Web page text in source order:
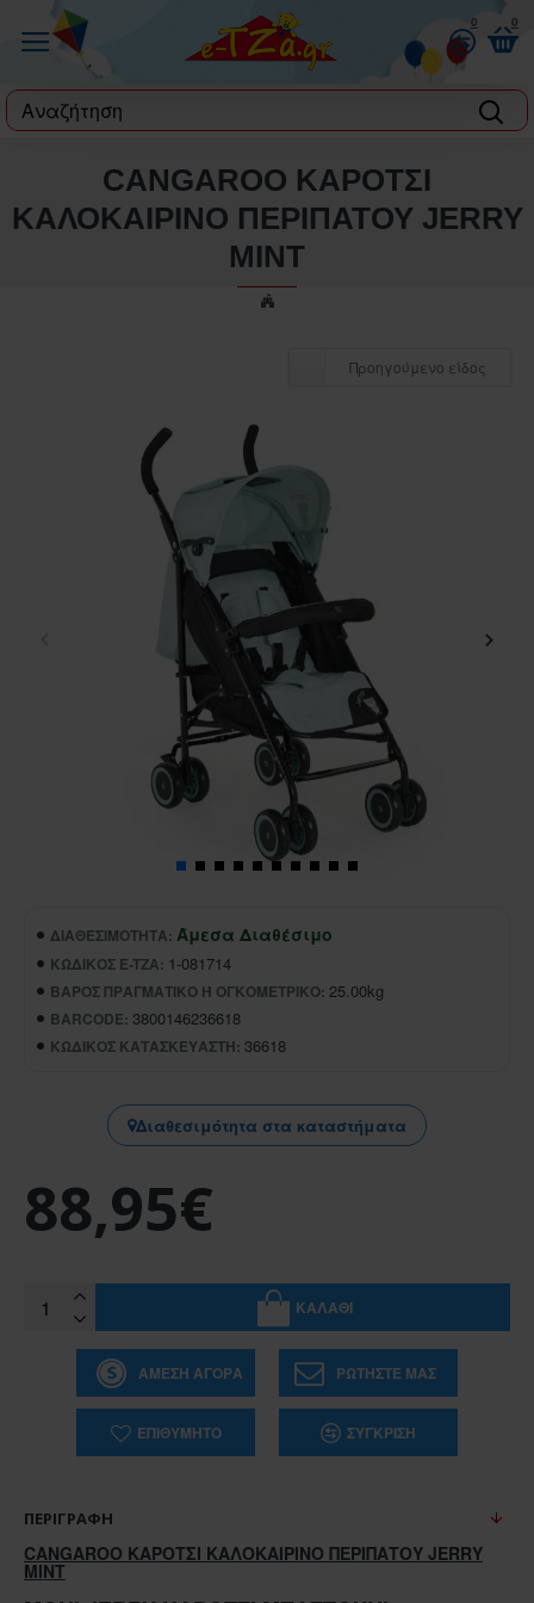
0 0
label
CANGAROO ΚΑΡΟΤΣΙ
ΚΑΛΟΚΑΙΡΙΝΟ ΠΕΡΙΠΑΤΟΥ JERRY
MINT
Προηγούμενο είδος
ΔΙΑΘΕΣΙΜΌΤΗΤΑ: Άμεσα Διαθέσιμο
ΚΩΔΙΚΌΣ E-TZA: 1-081714
ΒΆΡΟΣ ΠΡΑΓΜΑΤΙΚΌ Ή ΟΓΚΟΜΕΤΡΙΚΌ: 25.00kg
BARCODE: 3800146236618
ΚΩΔΙΚΌΣ ΚΑΤΑΣΚΕΥΑΣΤΉ: 36618
Διαθεσιμότητα στα καταστήματα
88,95€
ΚΑΛΆΘΙ
ΆΜΕΣΗ ΑΓΟΡΆ ΡΩΤΉΣΤΕ ΜΑΣ
ΕΠΙΘΥΜΗΤΌ ΣΎΓΚΡΙΣΗ
ΠΕΡΙΓΡΑΦΉ
CANGAROO ΚΑΡΟΤΣΙ ΚΑΛΟΚΑΙΡΙΝΟ ΠΕΡΙΠΑΤΟΥ JERRY
MINT